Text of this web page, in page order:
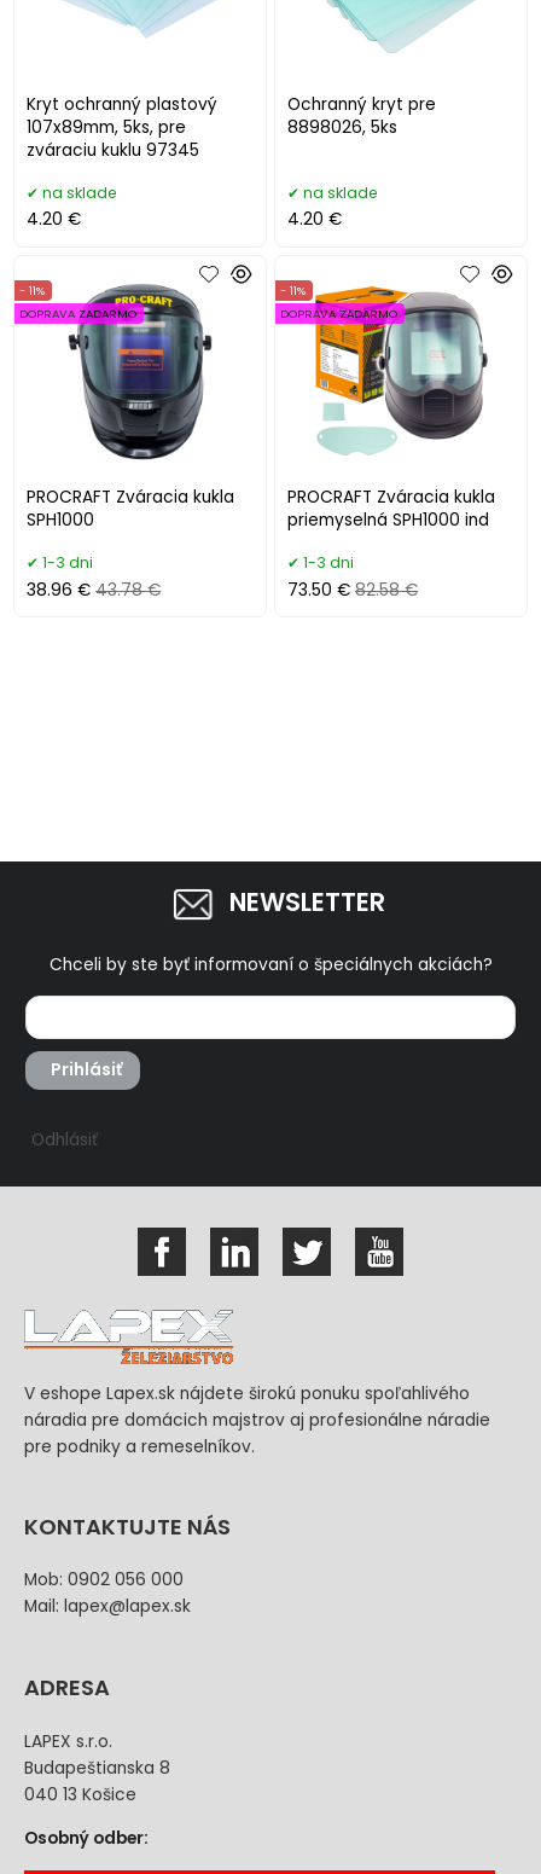
Kryt ochranný plastový
107x89mm, 5ks, pre
zváraciu kuklu 97345
na sklade
4.20 €
Ochranný kryt pre
8898026, 5ks
na sklade
4.20 €
PROCRAFT Zváracia kukla
SPH1000
- 11%
DOPRAVA ZADARMO
1-3 dni
38.96 € 43.78 €
PROCRAFT Zváracia kukla
priemyselná SPH1000 ind
- 11%
DOPRAVA ZADARMO
1-3 dni
73.50 € 82.58 €
NEWSLETTER
Chceli by ste byť informovaní o špeciálnych akciách?
Prihlásiť
Odhlásiť
V eshope Lapex.sk nájdete širokú ponuku spoľahlivého
náradia pre domácich majstrov aj profesionálne náradie
pre podniky a remeselníkov.
KONTAKTUJTE NÁS
Mob: 0902 056 000
Mail: lapex@lapex.sk
ADRESA
LAPEX s.r.o.
Budapeštianska 8
040 13 Košice
Osobný odber: